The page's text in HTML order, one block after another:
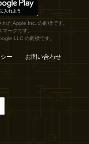
たApple Inc. の商標です。
ークです。
LLC の商標です。
ー お問い合わせ